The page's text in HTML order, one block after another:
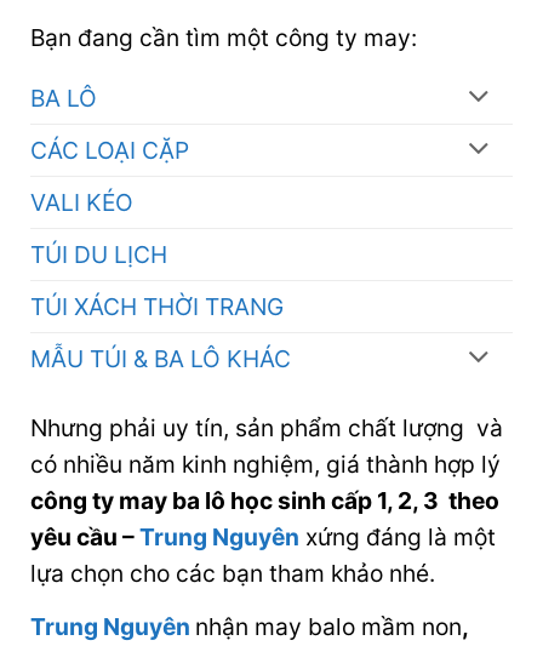
Bạn đang cần tìm một công ty may:
BA LÔ
CÁC LOẠI CẶP
VALI KÉO
TÚI DU LỊCH
TÚI XÁCH THỜI TRANG
MẪU TÚI & BA LÔ KHÁC
Nhưng phải uy tín, sản phẩm chất lượng và
có nhiều năm kinh nghiệm, giá thành hợp lý
công ty may ba lô học sinh cấp 1, 2, 3 theo
yêu cầu –Trung Nguyên xứng đáng là một
lựa chọn cho các bạn tham khảo nhé.
Trung Nguyên nhận may balo mầm non,